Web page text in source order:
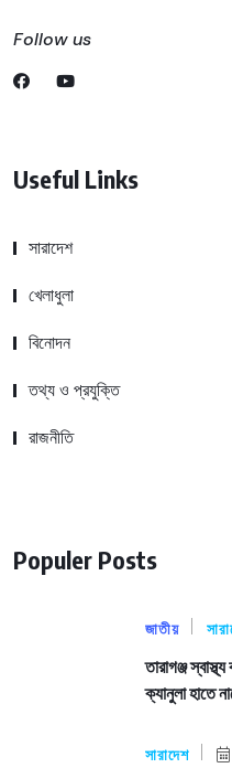
Follow us
Useful Links
সারাদেশ
খেলাধুলা
বিনোদন
তথ্য ও প্রযুক্তি
রাজনীতি
Populer Posts
জাতীয়
তারাগঞ্জ
ক্যানুলা হাতে
সারাদেশ